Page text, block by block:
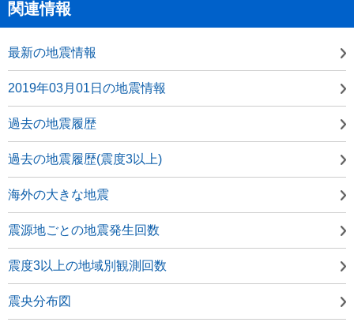
関連情報
最新の地震情報
2019年03月01日の地震情報
過去の地震履歴
過去の地震履歴(震度3以上)
海外の大きな地震
震源地ごとの地震発生回数
震度3以上の地域別観測回数
震央分布図